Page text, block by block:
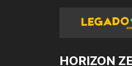
HORIZON